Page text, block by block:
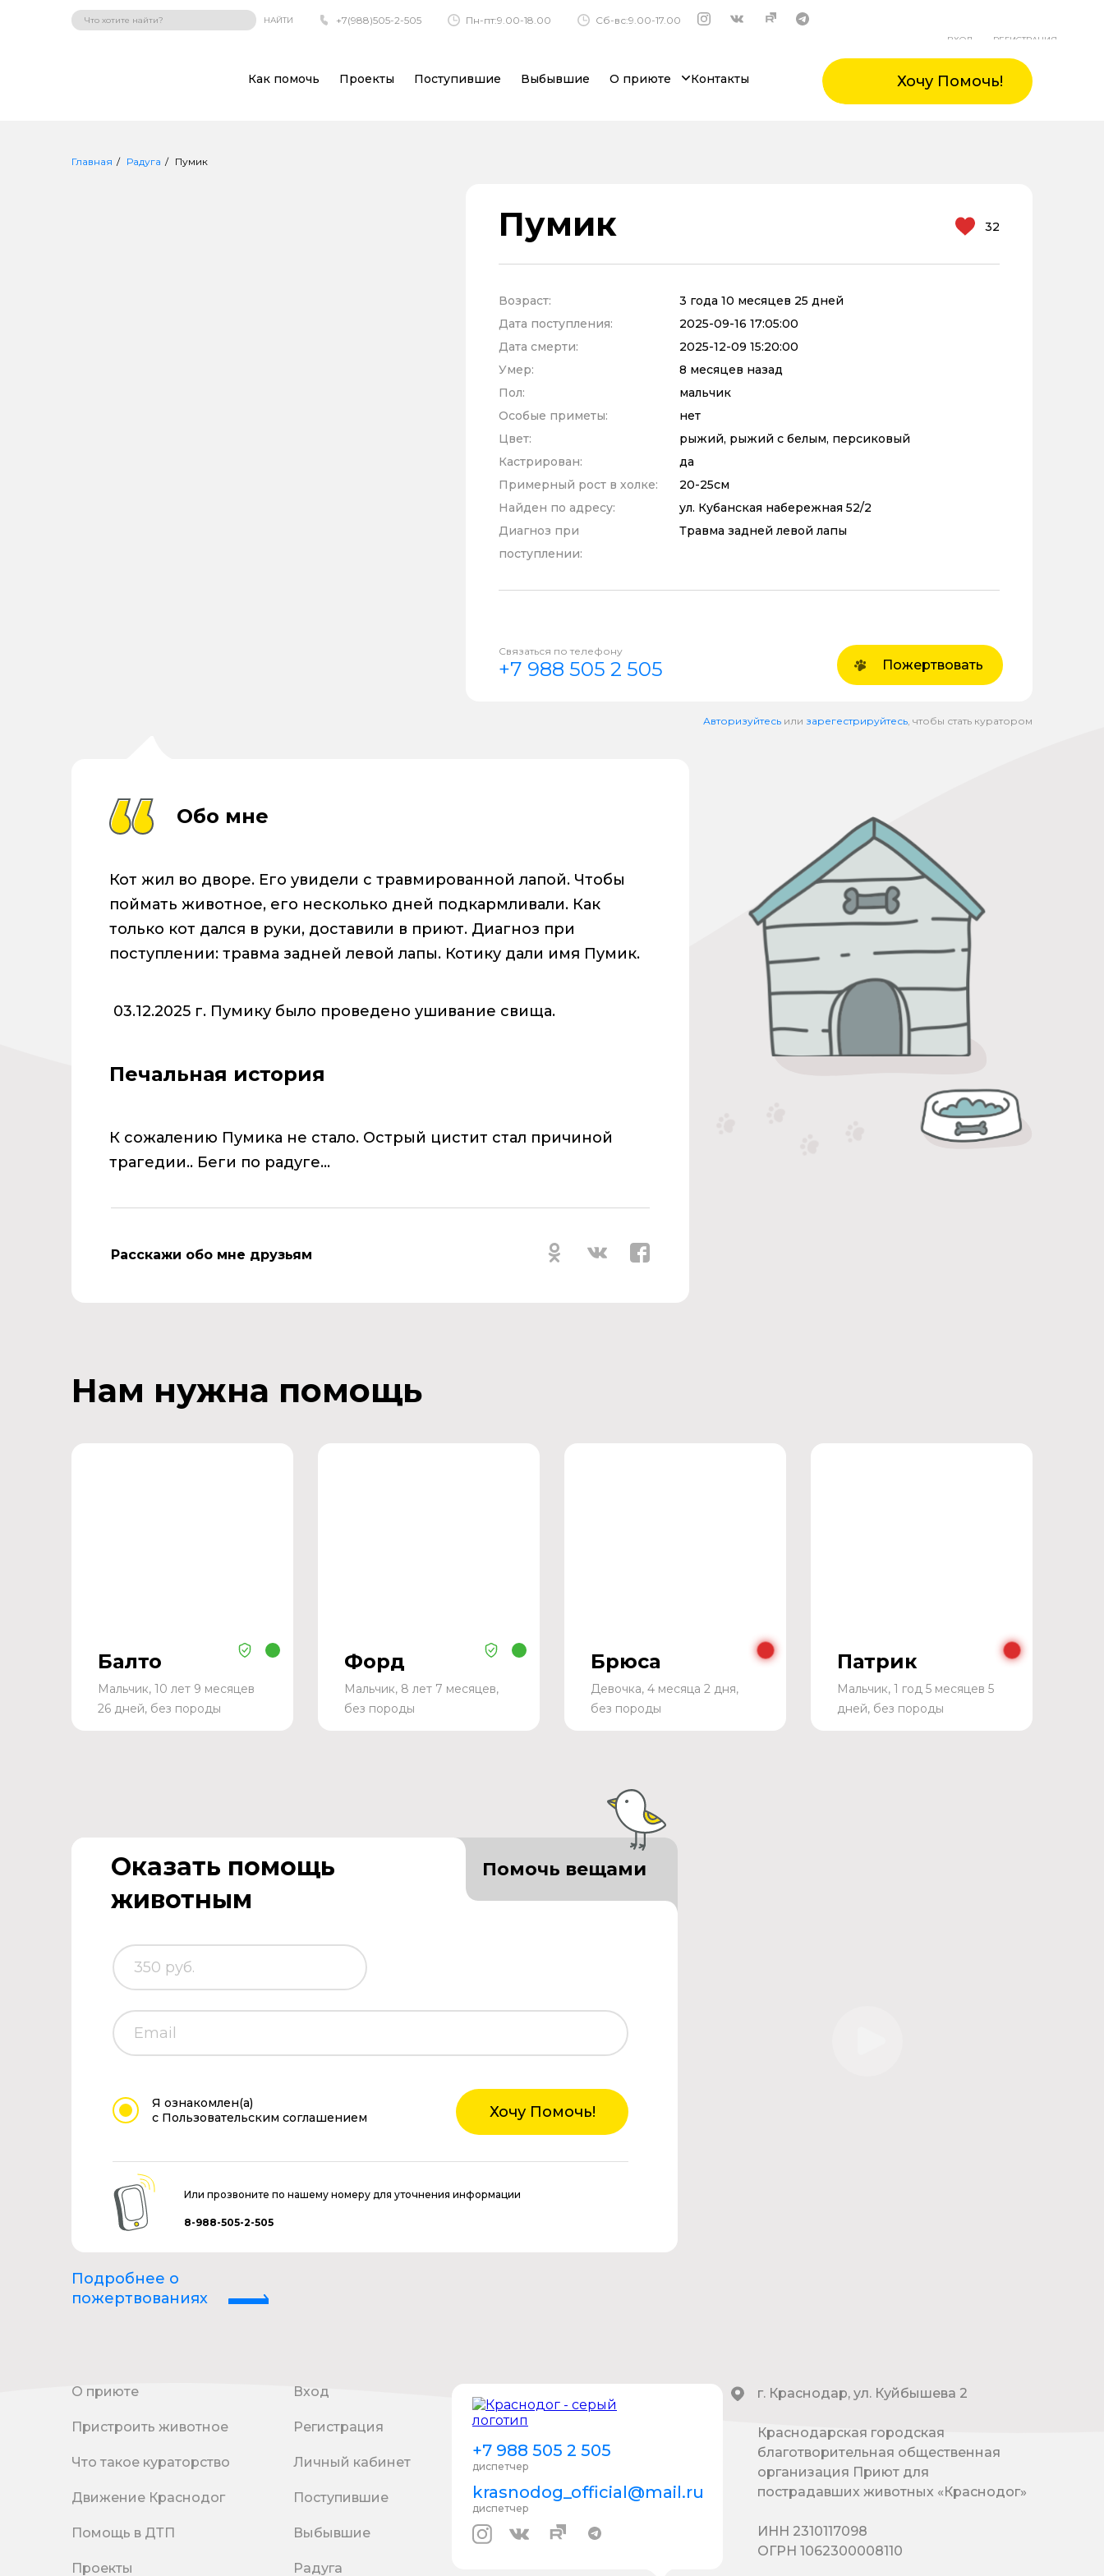
НАЙТИ +7(988)505-2-505 Пн-пт:9.00-18.00 Сб-вс:9.00-17.00
ВХОД РЕГИСТРАЦИЯ
Как помочь Проекты Поступившие Выбывшие О приюте Контакты Хочу Помочь!
Главная Радуга Пумик
Пумик 32
Возраст:
3 года 10 месяцев 25 дней
Дата поступления:
2025-09-16 17:05:00
Дата смерти:
2025-12-09 15:20:00
Умер:
8 месяцев назад
Пол:
мальчик
Особые приметы:
нет
Цвет:
рыжий, рыжий с белым, персиковый
Кастрирован:
да
Примерный рост в холке:
20-25см
Найден по адресу:
ул. Кубанская набережная 52/2
Диагноз при
поступлении:
Травма задней левой лапы
Связаться по телефону
+7 988 505 2 505 Пожертвовать
Авторизуйтесь или зарегестрируйтесь , чтобы стать куратором
Обо мне
Кот жил во дворе. Его увидели с травмированной лапой. Чтобы
поймать животное, его несколько дней подкармливали. Как
только кот дался в руки, доставили в приют. Диагноз при
поступлении: травма задней левой лапы. Котику дали имя Пумик.
03.12.2025 г. Пумику было проведено ушивание свища.
Печальная история
К сожалению Пумика не стало. Острый цистит стал причиной
трагедии.. Беги по радуге...
Расскажи обо мне друзьям
Нам нужна помощь
Балто
Мальчик, 10 лет 9 месяцев
26 дней, без породы
Форд
Мальчик, 8 лет 7 месяцев,
без породы
Брюса
Девочка, 4 месяца 2 дня,
без породы
Патрик
Мальчик, 1 год 5 месяцев 5
дней, без породы
Оказать помощь
животным
Помочь вещами
Я ознакомлен(а)
с Пользовательским соглашением
Хочу Помочь!
Или прозвоните по нашему номеру для уточнения информации
8-988-505-2-505
Подробнее о
пожертвованиях
О приюте
Пристроить животное
Что такое кураторство
Движение Краснодог
Помощь в ДТП
Проекты
Вход
Регистрация
Личный кабинет
Поступившие
Выбывшие
Радуга
+7 988 505 2 505
диспетчер
krasnodog_official@mail.ru
диспетчер
г. Краснодар, ул. Куйбышева 2
Краснодарская городская
благотворительная общественная
организация Приют для
пострадавших животных «Краснодог»
ИНН 2310117098
ОГРН 1062300008110